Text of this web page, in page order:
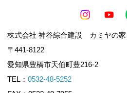
株式会社 神谷綜合建設 カミヤの家
〒441-8122
愛知県豊橋市天伯町豊216-2
TEL： 0532-48-5252